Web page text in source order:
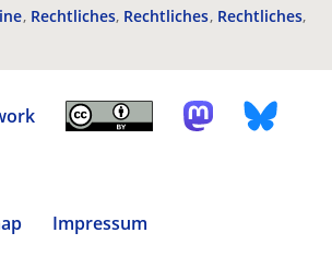
Rechtliches Rechtliches Rechtliches
Impressum